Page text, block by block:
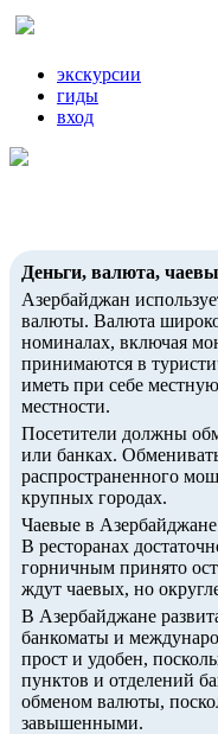
экскурсии
гиды
вход
Деньги, валюта,
Азербайджан
валюты. Валюта широко
номиналах, включая
принимаются в
иметь при себе
местности.
Посетители должны
или банках.
распространенного
крупных городах.
Чаевые в
В ресторанах
горничным принято
ждут чаевых, но
В Азербайджане
банкоматы и
прост и удобен,
пунктов и отделений
обменом валюты,
завышенными.